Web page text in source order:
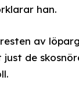
han.
av
de